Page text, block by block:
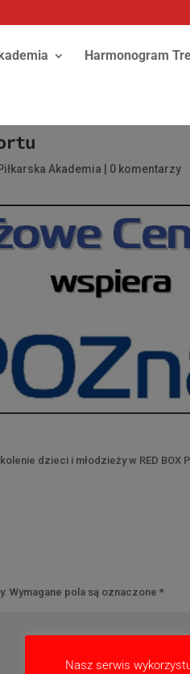
Harmonogram
Akademia 0 komentarzy
dzieci i młodzieży w RED
Wymagane pola są oznaczone*
Nasz serwis